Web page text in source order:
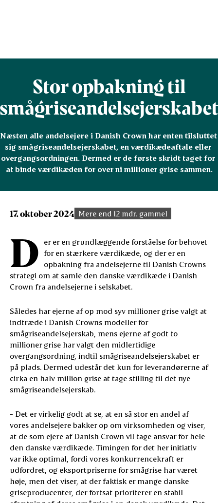
Stor opbakning til
smågriseandelsejerskabet
Næsten alle andelsejere i Danish Crown har enten tilsluttet
sig smågriseandelsejerskabet, en værdikædeaftale eller
overgangsordningen. Dermed er de første skridt taget for
at binde værdikæden for over ni millioner grise sammen.
17. oktober 2024 Mere end 12 mdr. gammel
D
er er en grundlæggende forståelse for behovet
for en stærkere værdikæde, og der er en
opbakning fra andelsejerne til Danish Crowns
strategi om at samle den danske værdikæde i Danish
Crown fra andelsejerne i selskabet.
Således har ejerne af op mod syv millioner grise valgt at
indtræde i Danish Crowns modeller for
smågriseandelsejerskab, mens ejerne af godt to
millioner grise har valgt den midlertidige
overgangsordning, indtil smågriseandelsejerskabet er
på plads. Dermed udestår det kun for leverandørerne af
cirka en halv million grise at tage stilling til det nye
smågriseandelsejerskab.
- Det er virkelig godt at se, at en så stor en andel af
vores andelsejere bakker op om virksomheden og viser,
at de som ejere af Danish Crown vil tage ansvar for hele
den danske værdikæde. Timingen for det her initiativ
var ikke optimal, fordi vores konkurrencekraft er
udfordret, og eksportpriserne for smågrise har været
høje, men det viser, at der faktisk er mange danske
griseproducenter, der fortsat prioriterer en stabil